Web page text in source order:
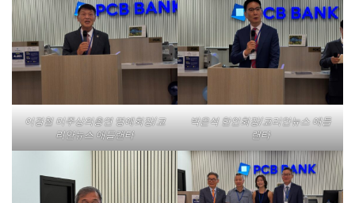
이경철 미주상의총연 명예회장/코
리안뉴스 애틀랜타
박은석 한인회장/코리안뉴스 애틀
랜타